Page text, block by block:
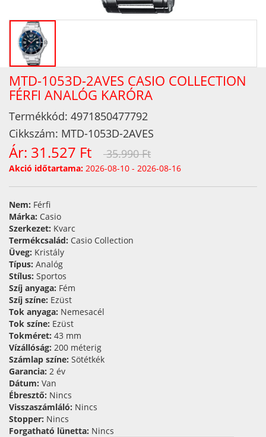
MTD-1053D-2AVES CASIO COLLECTION
FÉRFI ANALÓG KARÓRA
Termékkód: 4971850477792
Cikkszám: MTD-1053D-2AVES
Ár: 31.527 Ft 35.990 Ft
Akció időtartama: 2026-08-10 - 2026-08-16
Nem: Férfi
Márka: Casio
Szerkezet: Kvarc
Termékcsalád: Casio Collection
Üveg: Kristály
Típus: Analóg
Stílus: Sportos
Szíj anyaga: Fém
Szíj színe: Ezüst
Tok anyaga: Nemesacél
Tok színe: Ezüst
Tokméret: 43 mm
Vízállóság: 200 méterig
Számlap színe: Sötétkék
Garancia: 2 év
Dátum: Van
Ébresztő: Nincs
Visszaszámláló: Nincs
Stopper: Nincs
Forgatható lünetta: Nincs